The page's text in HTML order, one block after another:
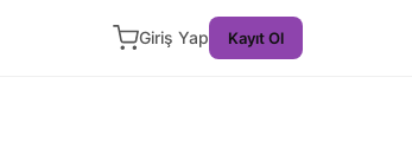
Giriş Yap Kayıt Ol